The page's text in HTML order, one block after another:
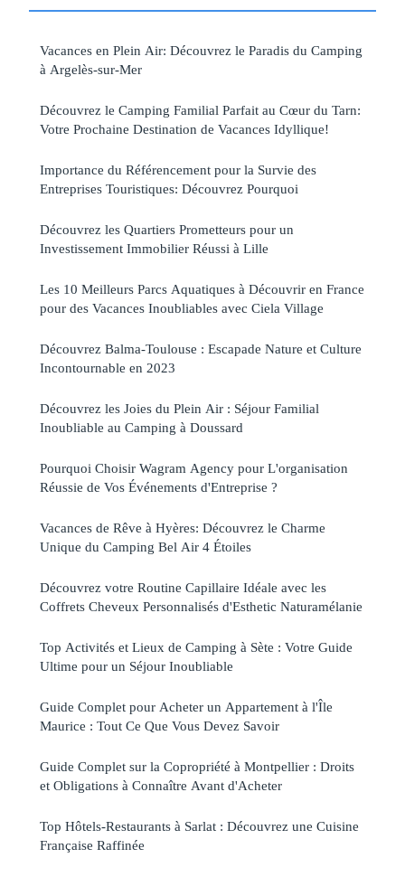
Vacances en Plein Air: Découvrez le Paradis du Camping
à Argelès-sur-Mer
Découvrez le Camping Familial Parfait au Cœur du Tarn:
Votre Prochaine Destination de Vacances Idyllique!
Importance du Référencement pour la Survie des
Entreprises Touristiques: Découvrez Pourquoi
Découvrez les Quartiers Prometteurs pour un
Investissement Immobilier Réussi à Lille
Les 10 Meilleurs Parcs Aquatiques à Découvrir en France
pour des Vacances Inoubliables avec Ciela Village
Découvrez Balma-Toulouse : Escapade Nature et Culture
Incontournable en 2023
Découvrez les Joies du Plein Air : Séjour Familial
Inoubliable au Camping à Doussard
Pourquoi Choisir Wagram Agency pour L'organisation
Réussie de Vos Événements d'Entreprise ?
Vacances de Rêve à Hyères: Découvrez le Charme
Unique du Camping Bel Air 4 Étoiles
Découvrez votre Routine Capillaire Idéale avec les
Coffrets Cheveux Personnalisés d'Esthetic Naturamélanie
Top Activités et Lieux de Camping à Sète : Votre Guide
Ultime pour un Séjour Inoubliable
Guide Complet pour Acheter un Appartement à l'Île
Maurice : Tout Ce Que Vous Devez Savoir
Guide Complet sur la Copropriété à Montpellier : Droits
et Obligations à Connaître Avant d'Acheter
Top Hôtels-Restaurants à Sarlat : Découvrez une Cuisine
Française Raffinée